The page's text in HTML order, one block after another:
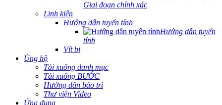
Giai đoạn chính xác
Linh kiện
Hướng dẫn tuyến tính
Hướng dẫn tuyến
tính
Vít bi
Ủng hộ
Tải xuống danh mục
Tải xuống BƯỚC
Hướng dẫn bảo trì
Thư viện Video
Ứng dụng